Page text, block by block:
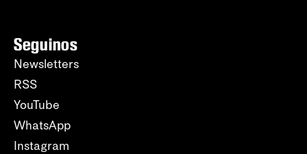
Seguinos
Newsletters
RSS
YouTube
WhatsApp
Instagram